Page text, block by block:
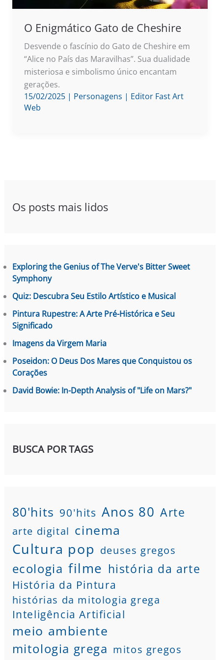
O Enigmático Gato de Cheshire
Desvende o fascínio do Gato de Cheshire em
“Alice no País das Maravilhas”. Sua dualidade
misteriosa e simbolismo único encantam
gerações.
15/02/2025 | Personagens | Editor Fast Art
Web
Os posts mais lidos
Exploring the Genius of The Verve's Bitter Sweet
Symphony
Quiz: Descubra Seu Estilo Artístico e Musical
Pintura Rupestre: A Arte Pré-Histórica e Seu
Significado
Imagens da Virgem Maria
Poseidon: O Deus Dos Mares que Conquistou os
Corações
David Bowie: In-Depth Analysis of "Life on Mars?"
BUSCA POR TAGS
80'hits 90'hits Anos 80 Arte
arte digital cinema
Cultura pop deuses gregos
ecologia filme história da arte
História da Pintura
histórias da mitologia grega
Inteligência Artificial
meio ambiente
mitologia grega mitos gregos